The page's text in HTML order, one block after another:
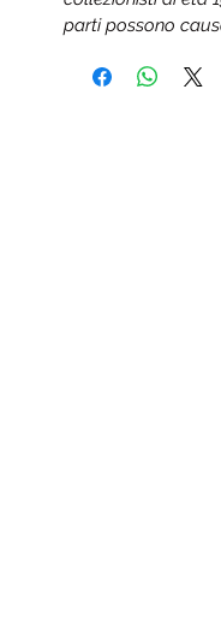
parti possono